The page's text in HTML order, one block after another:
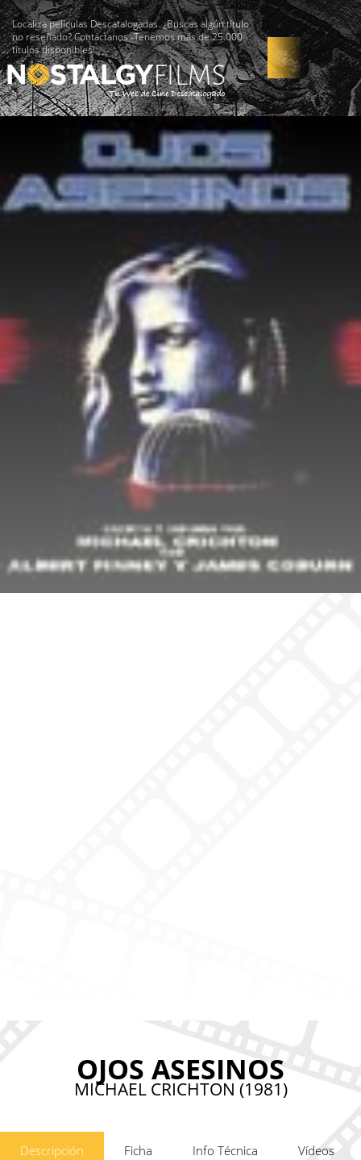
Localiza películas Descatalogadas. ¿Buscas algún título
no reseñado? Contáctanos -Tenemos más de 25.000
títulos disponibles!
OJOS ASESINOS
MICHAEL CRICHTON (1981)
Descripción Ficha Info Técnica Vídeos